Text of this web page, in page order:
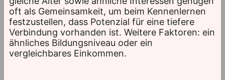
oft als Gemeinsamkeit, um beim Kennenlernen
festzustellen, dass Potenzial für eine tiefere
Verbindung vorhanden ist. Weitere Faktoren: ein
ähnliches Bildungsniveau oder ein
vergleichbares Einkommen.